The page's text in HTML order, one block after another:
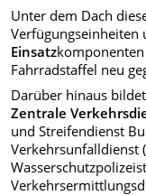
Unter dem Dach
Einsatz
Fahrradstaffel neu
Darüber hinaus
Zentrale
und Streifendienst
Verkehrsunfalldienst